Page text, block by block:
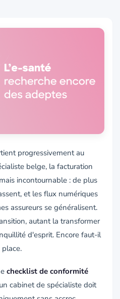
progressivement au
belge, la facturation
incontournable : de plus
et les flux numériques
assureurs se généralisent.
autant la transformer
d'esprit. Encore faut-il
checklist de conformité
cabinet de spécialiste doit